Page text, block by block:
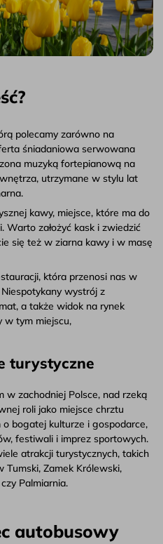
polecamy zarówno na
śniadaniowa serwowana
muzyką fortepianową na
utrzymane w stylu lat
kawy, miejsce, które ma do
założyć kask i zwiedzić
się też w ziarna kawy i w masę
która przenosi nas w
wystrój z
a także widok na rynek
w tym miejscu,
turystyczne
w zachodniej Polsce, nad rzeką
roli jako miejsce chrztu
bogatej kulturze i gospodarce,
festiwali i imprez sportowych.
atrakcji turystycznych, takich
Tumski, Zamek Królewski,
Palmiarnia.
autobusowy